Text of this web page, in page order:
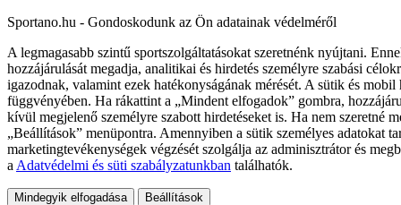
Sportano.hu - Gondoskodunk az Ön adatainak védelméről
A legmagasabb szintű sportszolgáltatásokat szeretnénk nyújtani.
hozzájárulását megadja, analitikai és hirdetés személyre szabási
igazodnak, valamint ezek hatékonyságának mérését. A sütik és
függvényében. Ha rákattint a „Mindent elfogadok” gombra,
kívül megjelenő személyre szabott hirdetéseket is. Ha nem szeretné
„Beállítások” menüpontra. Amennyiben a sütik személyes adatokat
marketingtevékenységek végzését szolgálja az adminisztrátor és
a Adatvédelmi és süti szabályzatunkban találhatók.
Mindegyik elfogadása Beállítások